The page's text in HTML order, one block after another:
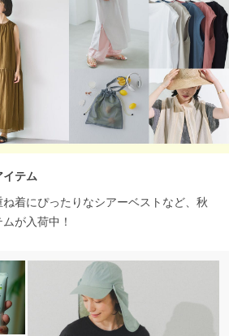
テム
着にぴったりなシアーベストなど、秋
が入荷中！